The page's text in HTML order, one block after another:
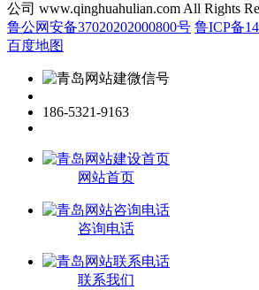
公司 www.qinghuahulian.com All Rights
鲁公网安备37020202000800号 鲁ICP备
百度地图
186-5321-9163
网站首页
咨询电话
联系我们